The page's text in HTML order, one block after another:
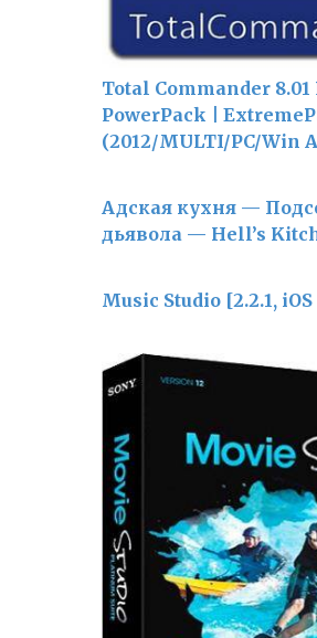
Total Commander 8.01
PowerPack |
(2012/MULTI/PC/Win
Адская кухня —
дьявола — Hell’s
Music Studio [2.2.1, iOS